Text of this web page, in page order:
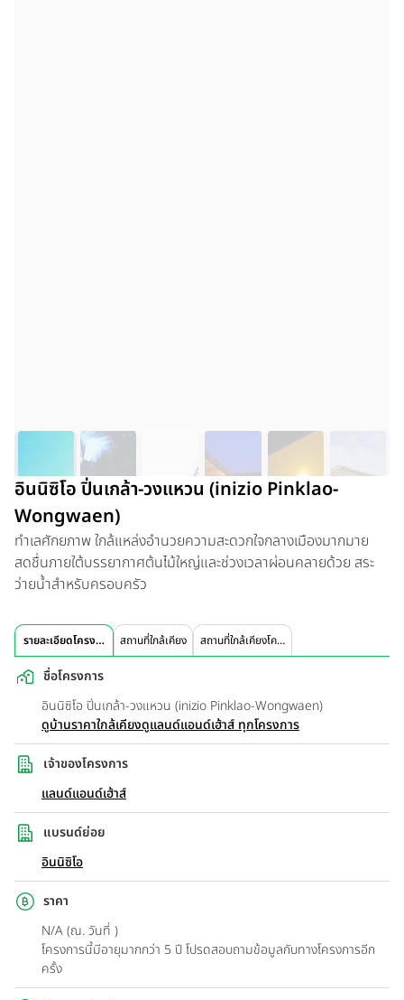
อินนิซิโอ ปิ่นเกล้า-วงแหวน (inizio Pinklao-
Wongwaen)
ทำเลศักยภาพ ใกล้แหล่งอำนวยความสะดวกใจกลางเมืองมากมาย
สดชื่นภายใต้บรรยากาศต้นไม้ใหญ่และช่วงเวลาผ่อนคลายด้วย สระ
ว่ายน้ำสำหรับครอบครัว
รายละเอียดโครงการ สถานที่ใกล้เคียง สถานที่ใกล้เคียงโครงการ
ชื่อโครงการ
อินนิซิโอ ปิ่นเกล้า-วงแหวน (inizio Pinklao-Wongwaen)
ดูบ้านราคาใกล้เคียงดูแลนด์แอนด์เฮ้าส์ ทุกโครงการ
เจ้าของโครงการ
แลนด์แอนด์เฮ้าส์
แบรนด์ย่อย
อินนิซิโอ
ราคา
N/A (ณ. วันที่ )
โครงการนี้มีอายุมากกว่า 5 ปี โปรดสอบถามข้อมูลกับทางโครงการอีก
ครั้ง